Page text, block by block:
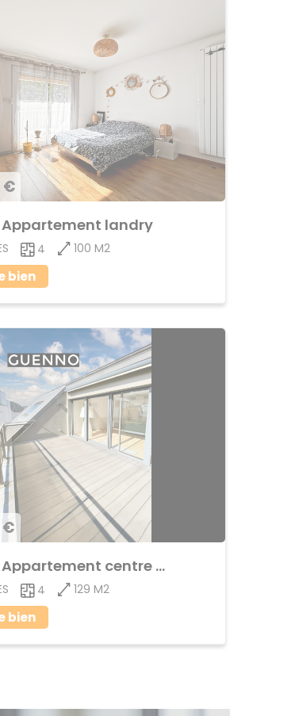
€
landry
4 100 M2
bien
€
Achat Appartement centre ville
4 129 M2
bien